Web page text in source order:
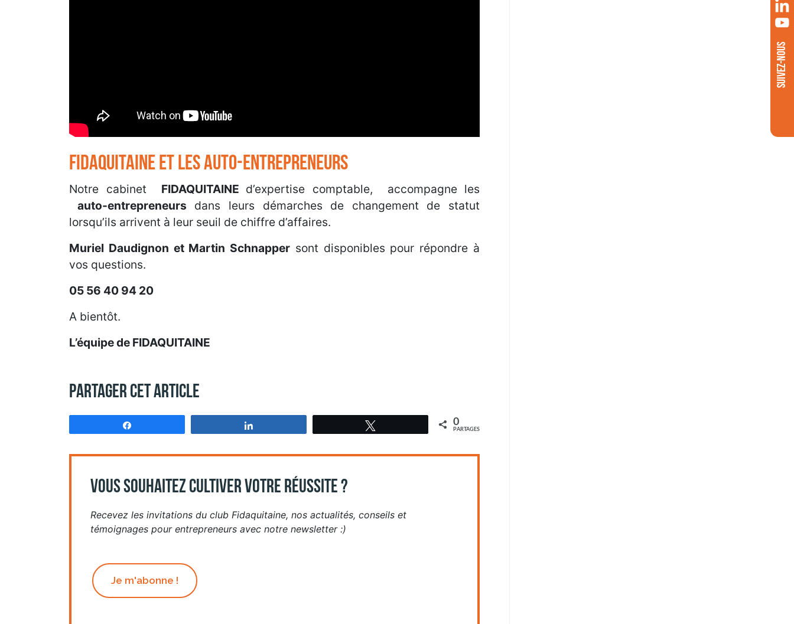
FIDAQUITAINE ET LES AUTO-ENTREPRENEURS
Notre cabinet FIDAQUITAINE d’expertise comptable, accompagne les
auto-entrepreneurs dans leurs démarches de changement de statut
lorsqu’ils arrivent à leur seuil de chiffre d’affaires.
Muriel Daudignon et Martin Schnapper sont disponibles pour répondre à
vos questions.
05 56 40 94 20
A bientôt.
L’équipe de FIDAQUITAINE
Partager cet article
0
PARTAGES
VOUS SOUHAITEZ CULTIVER VOTRE RÉUSSITE ?
Recevez les invitations du club Fidaquitaine, nos actualités, conseils et
témoignages pour entrepreneurs avec notre newsletter :)
Je m'abonne !
SUIVEZ-NOUS